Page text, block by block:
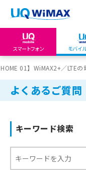
スマートフォン モバイ
my UQ
UQ WiMAX ご
My UQ
UQ mobile
UQ mobile
オンラインシ
UQ WiMAX
UQ mobile
販売店舗
UQ WiMAX
01】WiMAX2+／LTE
よくあるご質問
キーワード検索